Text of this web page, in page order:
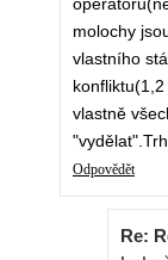
molochy
vlastního
vlastně
Odpovědět
Re: